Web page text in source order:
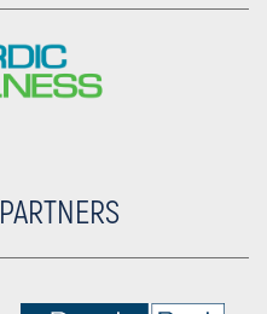
PARTNERS